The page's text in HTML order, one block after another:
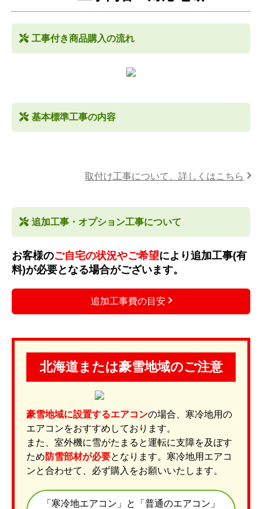
工事付き商品購入の流れ
基本標準工事の内容
取付け工事について、詳しくはこちら
追加工事・オプション工事について
お客様のご自宅の状況やご希望により追加工事(有
料)が必要となる場合がございます。
追加工事費の目安
北海道または豪雪地域のご注意
豪雪地域に設置するエアコンの場合、寒冷地用の
エアコンをおすすめしております。
また、室外機に雪がたまると運転に支障を及ぼす
ため 防雪部材が必要となります。寒冷地用エアコ
ンと合わせて、必ず購入をお願いいたします。
「寒冷地エアコン」と「普通のエアコン」